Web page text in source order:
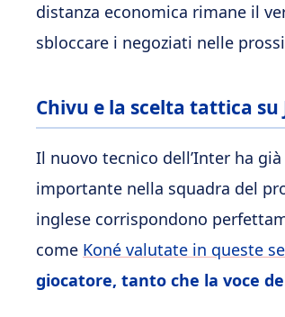
distanza economica rimane il
sbloccare i negoziati nelle
Chivu e la scelta tattica su
Il nuovo tecnico dell’Inter ha
importante nella squadra del
inglese corrispondono
come Koné valutate in queste
giocatore, tanto che la voce